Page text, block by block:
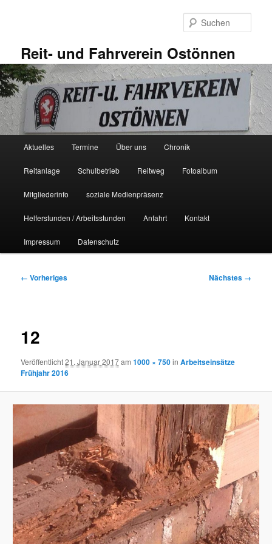
Reit- und Fahrverein Ostönnen
Aktuelles Termine Über uns Chronik
Reitanlage Schulbetrieb Reitweg Fotoalbum
Mitgliederinfo soziale Medienpräsenz
Helferstunden / Arbeitsstunden Anfahrt Kontakt
Impressum Datenschutz
Bilder-
← Vorheriges Nächstes →
12
Veröffentlicht21. Januar 2017am1000 × 750inArbeitseinsätze
Frühjahr 2016